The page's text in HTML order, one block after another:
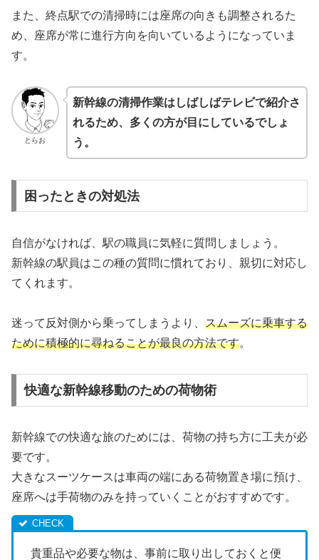
また、終点駅での清掃時には座席の向きも調整されるた
め、座席が常に進行方向を向いているようになっていま
す。
とらお
新幹線の清掃作業はしばしばテレビで紹介さ
れるため、多くの方が目にしているでしょ
う。
困ったときの対処法
自信がなければ、駅の職員に気軽に質問しましょう。
新幹線の駅員はこの種の質問に慣れており、親切に対応し
てくれます。
迷って反対側から乗ってしまうより、 スムーズに乗車する
ために積極的に尋ねることが最良の方法です。
快適な新幹線移動のための荷物術
新幹線での快適な旅のためには、荷物の持ち方に工夫が必
要です。
大きなスーツケースは車両の端にある荷物置き場に預け、
座席へは手荷物のみを持っていくことがおすすめです。
貴重品や必要な物は、事前に取り出しておくと便